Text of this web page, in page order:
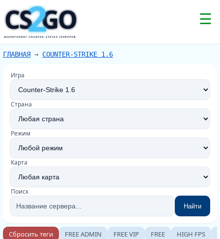
CS GO
2
МОНИТОРИНГ COUNTER-STRIKE СЕРВЕРОВ
☰
ГЛАВНАЯ → COUNTER-STRIKE 1.6
Игра
Страна
Режим
Карта
Поиск
Найти
Сбросить теги FREE ADMIN FREE VIP FREE HIGH FPS